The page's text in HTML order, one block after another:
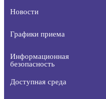
Новости
Графики приема
Информационная
безопасность
Доступная среда